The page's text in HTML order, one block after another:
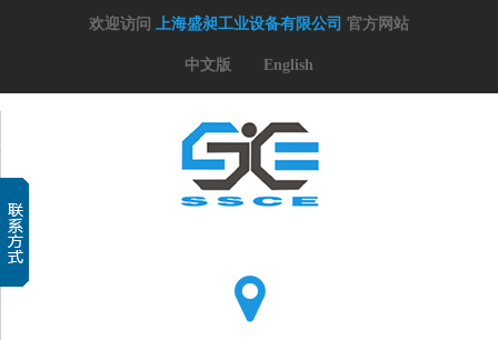
欢迎访问 上海盛昶工业设备有限公司 官方网站
中文版 English